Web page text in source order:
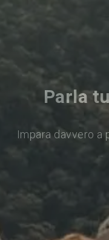
Parla
Impara davvero a